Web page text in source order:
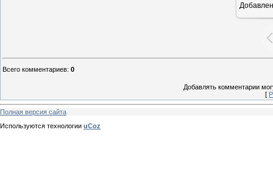
Всего комментариев: 0
Добавлять комментарии
[
Полная версия сайта
Используются технологии uCoz